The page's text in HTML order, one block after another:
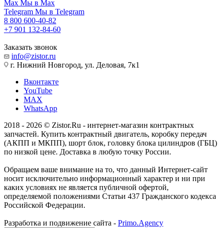
Max Мы в Max
Telegram Мы в Telegram
8 800 600-40-82
+7 901 132-84-60
Заказать звонок
info@zistor.ru
г. Нижний Новгород, ул. Деловая, 7к1
Вконтакте
YouTube
MAX
WhatsApp
2018 - 2026 © Zistor.Ru - интернет-магазин контрактных
запчастей. Купить контрактный двигатель, коробку передач
(АКПП и МКПП), шорт блок, головку блока цилиндров (ГБЦ)
по низкой цене. Доставка в любую точку России.
Обращаем ваше внимание на то, что данный Интернет-сайт
носит исключительно информационный характер и ни при
каких условиях не является публичной офертой,
определяемой положениями Статьи 437 Гражданского кодекса
Российской Федерации.
Разработка и подвижение сайта - Primo.Agency